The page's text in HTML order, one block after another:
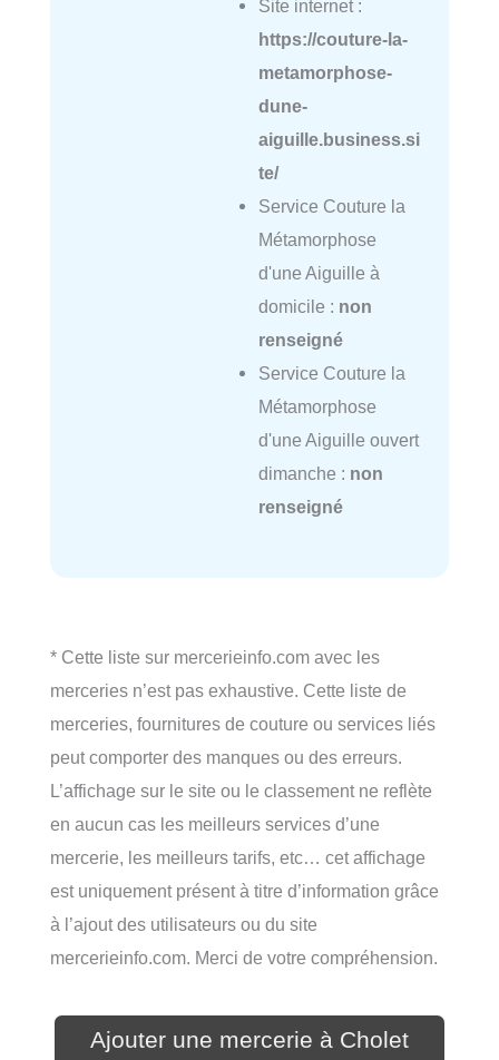
Site internet :
https://couture-la-
metamorphose-
dune-
aiguille.business.si
te/
Service Couture la
Métamorphose
d'une Aiguille à
domicile : non
renseigné
Service Couture la
Métamorphose
d'une Aiguille ouvert
dimanche : non
renseigné
* Cette liste sur mercerieinfo.com avec les
merceries n’est pas exhaustive. Cette liste de
merceries, fournitures de couture ou services liés
peut comporter des manques ou des erreurs.
L’affichage sur le site ou le classement ne reflète
en aucun cas les meilleurs services d’une
mercerie, les meilleurs tarifs, etc… cet affichage
est uniquement présent à titre d’information grâce
à l’ajout des utilisateurs ou du site
mercerieinfo.com. Merci de votre compréhension.
Ajouter une mercerie à Cholet